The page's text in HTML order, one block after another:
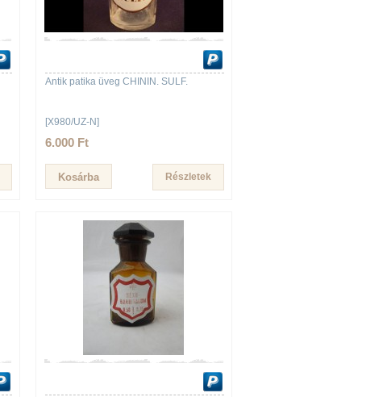
Antik patika üveg CHININ. SULF.
[X980/UZ-N]
6.000 Ft
Részletek